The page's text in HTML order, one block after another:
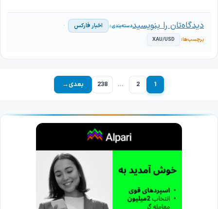
اخبار فارکس
XAU/USD
دیدگاه‌تان را بنویسید
برگه1 برگه2
… برگه
238 بعدی→